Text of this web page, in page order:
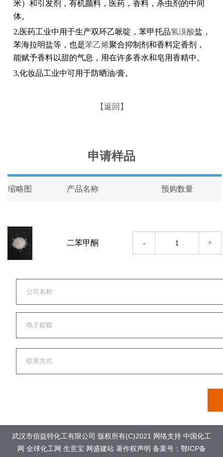
米）和引发剂，有机颜料，医药，香料，杀虫剂的中间
体。
2,医药工业中用于生产双环乙哌啶，苯甲托品氢溴酸盐，
苯海拉明盐等，也是苯乙烯聚合抑制剂和香料定香剂，
能赋予香料以甜的气息，用在许多香水和皂用香精中。
3,化妆品工业中可用于防晒油/膏。
【返回】
申请样品
缩略图 产品名称 预购数量
- +
武汉市佰益特化工有限公司 版权所有(C)2021 网络支持 中国化工
网 全球化工网 生意宝 网盛建站 著作权声明 备案号：鄂ICP备